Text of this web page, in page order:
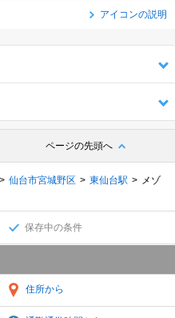
アイコンの説明
ページの先頭へ
仙台市宮城野区 東仙台駅
メゾ
保存中の条件
住所から